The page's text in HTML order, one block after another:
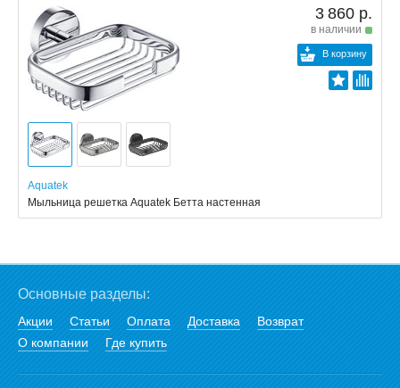
3 860 р.
в наличии
В корзину
Aquatek
Мыльница решетка Aquatek Бетта настенная
Основные разделы:
Акции Статьи Оплата Доставка
Возврат
О компании
Где купить